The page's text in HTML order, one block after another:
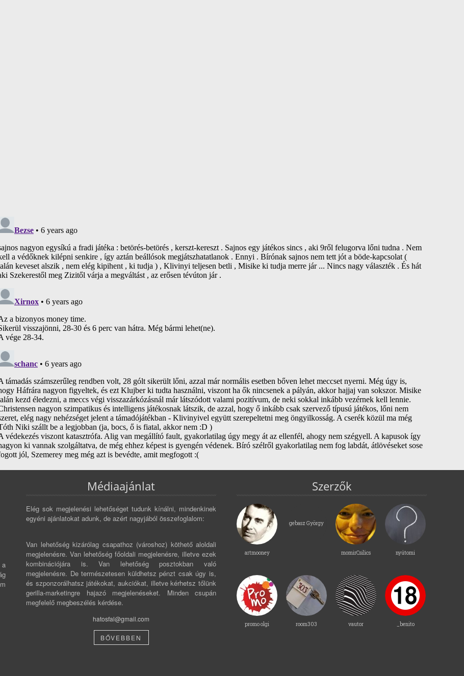
a
Médiaajánlat
Elég sok megjelenési lehetőséget tudunk kínálni, mindenkinek
egyéni ajánlatokat adunk, de azért nagyjából összefoglalom:
Van lehetőség kizárólag csapathoz (városhoz) köthető aloldali
megjelenésre. Van lehetőség főoldali megjelenésre, illetve ezek
kombinációjára is. Van lehetőség posztokban való
megjelenésre. De természetesen küldhetsz pénzt csak úgy is,
és szponzorálhatsz játékokat, aukciókat, illetve kérhetsz tőlünk
gerilla-marketingre hajazó megjelenéseket. Minden csupán
megfelelő megbeszélés kérdése.
hatosfal@gmail.com
BŐVEBBEN
Szerzők
artmooney
gebasz György
momirCsilics nyútomi
promo olgi room303 vautor _benito